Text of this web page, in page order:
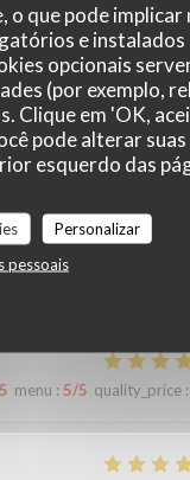
que pode implicar
e
opcionais
(por exemplo,
Clique em 'OK,
pode alterar
esquerdo das
Personalizar
pessoais
menu : 5/5 quality_price: